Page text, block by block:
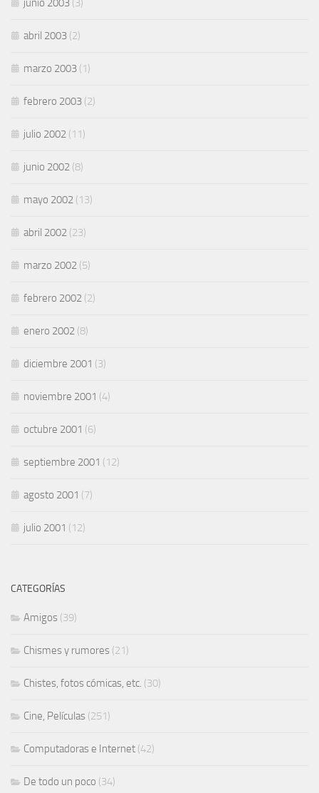
junio 2003 (3)
abril 2003 (2)
marzo 2003 (1)
febrero 2003 (2)
julio 2002 (11)
junio 2002 (8)
mayo 2002 (13)
abril 2002 (23)
marzo 2002 (5)
febrero 2002 (2)
enero 2002 (8)
diciembre 2001 (3)
noviembre 2001 (4)
octubre 2001 (6)
septiembre 2001 (12)
agosto 2001 (7)
julio 2001 (12)
CATEGORÍAS
Amigos (39)
Chismes y rumores (21)
Chistes, fotos cómicas, etc. (30)
Cine, Películas (251)
Computadoras e Internet (42)
De todo un poco (34)